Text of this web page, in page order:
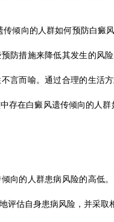
倾向的人群如何预防白癜
防措施来降低其发生的风
言而喻。通过合理的生活
存在白癜风遗传倾向的人群
向的人群患病风险的高低
评估自身患病风险，并采取